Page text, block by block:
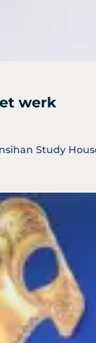
werk
Study